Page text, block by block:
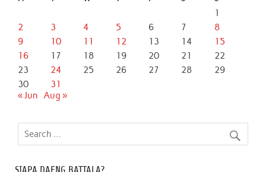
1
2
3 4 5 6 7
8
9
10 11 12 13 14
15
16
17 18 19 20 21
22
23
24 25 26 27 28
29
30
31
« Jun Aug »